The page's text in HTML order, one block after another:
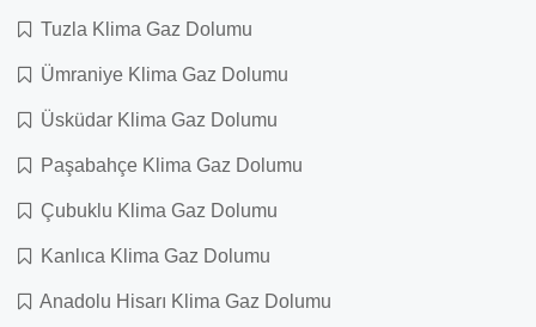
Tuzla Klima Gaz Dolumu
Ümraniye Klima Gaz Dolumu
Üsküdar Klima Gaz Dolumu
Paşabahçe Klima Gaz Dolumu
Çubuklu Klima Gaz Dolumu
Kanlıca Klima Gaz Dolumu
Anadolu Hisarı Klima Gaz Dolumu